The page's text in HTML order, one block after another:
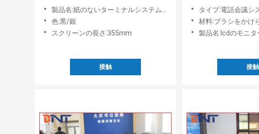
FHD スクリーン 効率的な会議
製品名:紙のないターミナルシステムプロジェクト
色:黒/銀
スクリーンの長さ:355mm
接触
トップのモニター
育及び訓練のプロ
タイプ:電話会議シ
材料:ブラシをかけ
製品名:lcdのモニタ
接触